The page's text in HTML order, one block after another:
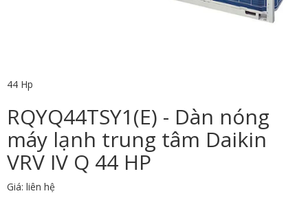
44 Hp
RQYQ44TSY1(E) - Dàn nóng
máy lạnh trung tâm Daikin
VRV IV Q 44 HP
Giá: liên hệ